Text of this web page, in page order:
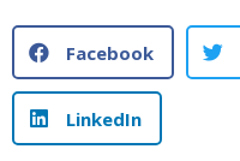
Facebook
LinkedIn